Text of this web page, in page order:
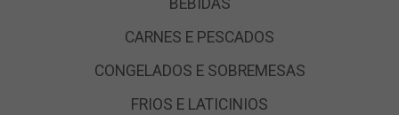
BEBIDAS
CARNES E PESCADOS
CONGELADOS E SOBREMESAS
FRIOS E LATICINIOS